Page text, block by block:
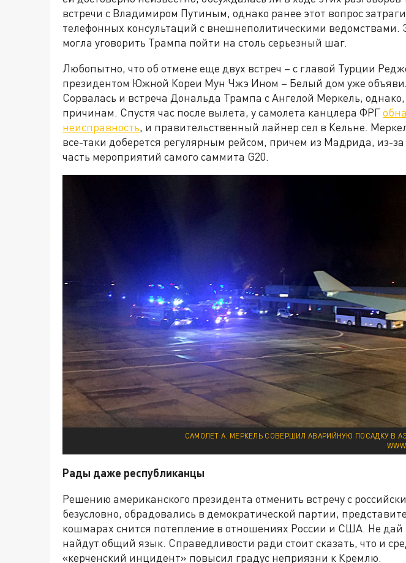
встречи с Владимиром Путиным, однако ранее этот вопрос
телефонных консультаций с внешнеполитическими ведомствами.
могла уговорить Трампа пойти на столь серьезный шаг.
Любопытно, что об отмене еще двух встреч – с главой Турции
президентом Южной Кореи Мун Чжэ Ином – Белый дом уже
Сорвалась и встреча Дональда Трампа с Ангелой Меркель,
причинам. Спустя час после вылета, у самолета канцлера ФРГ
неисправность, и правительственный лайнер сел в Кельне.
все-таки доберется регулярным рейсом, причем из Мадрида, из-за
часть мероприятий самого саммита G20.
САМОЛЕТ А. МЕРКЕЛЬ СОВЕРШИЛ АВАРИЙНУЮ ПОСАДКУ В
Рады даже республиканцы
Решению американского президента отменить встречу с
безусловно, обрадовались в демократической партии,
кошмарах снится потепление в отношениях России и США. Не дай
найдут общий язык. Справедливости ради стоит сказать, что и
«керченский инцидент» повысил градус неприязни к Кремлю.